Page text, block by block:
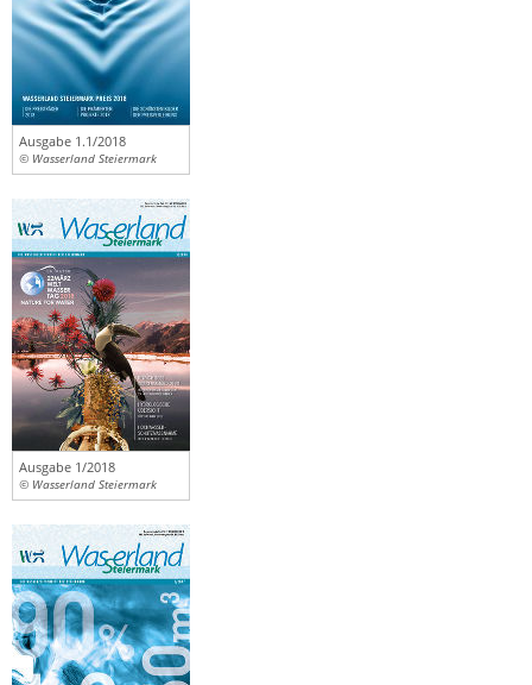
Ausgabe 1.1/2018
© Wasserland Steiermark
Ausgabe 1/2018
© Wasserland Steiermark